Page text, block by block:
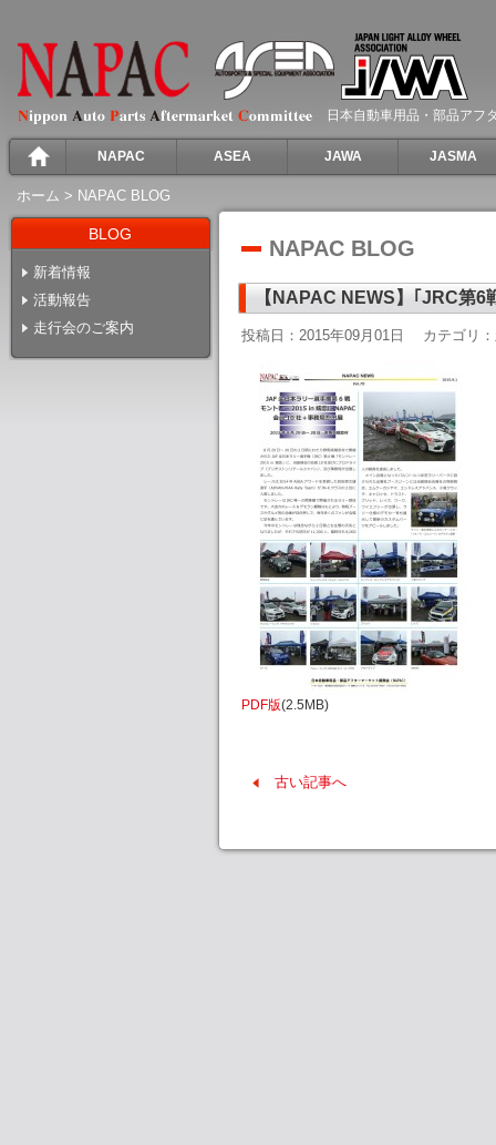
日本自動車用品・部品アフ
NAPAC ASEA JAWA JASMA
ホーム > NAPAC BLOG
BLOG
新着情報
活動報告
走行会のご案内
NAPAC BLOG
【NAPAC NEWS】｢JRC第
投稿日：2015年09月01日 カテゴリ：
PDF版(2.5MB)
古い記事へ